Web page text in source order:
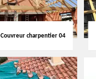
Couvreur charpentier 04